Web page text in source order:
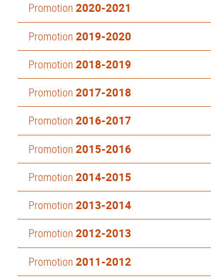
Promotion 2020-2021
Promotion 2019-2020
Promotion 2018-2019
Promotion 2017-2018
Promotion 2016-2017
Promotion 2015-2016
Promotion 2014-2015
Promotion 2013-2014
Promotion 2012-2013
Promotion 2011-2012